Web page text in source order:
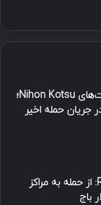
آلودگی به بدافزار در زیرساخت‌های Nihon Kotsu؛
جریان حمله اخیر
اعتراف تکان‌دهنده هکر Ryuk: از حمله به مراکز
باج